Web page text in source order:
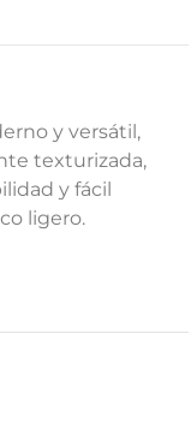
y versátil,
texturizada,
y fácil
ligero.